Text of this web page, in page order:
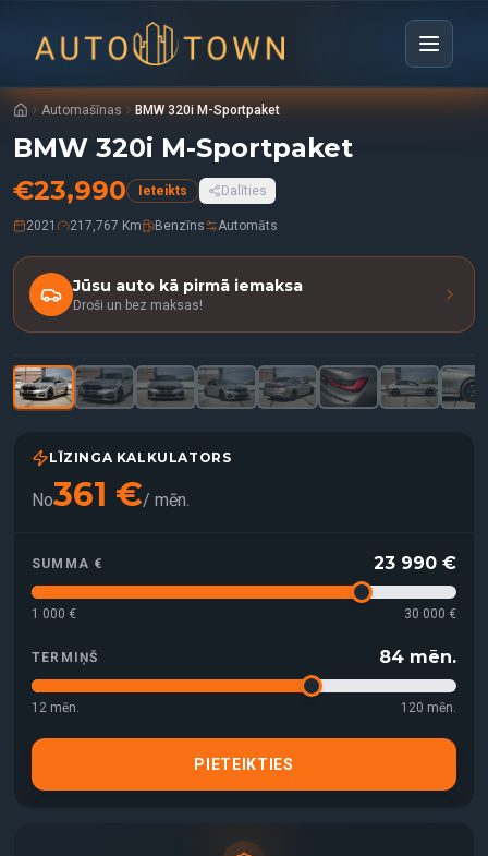
Automašīnas BMW 320i M-Sportpaket
BMW 320i M-Sportpaket
€23,990 Ieteikts Dalīties
2021 217,767 Km Benzīns Automāts
Jūsu auto kā pirmā iemaksa
Droši un bez maksas!
1/33
Ieteikts
LĪZINGA KALKULATORS
No361 €/ mēn.
SUMMA € 23 990 €
1 000 € 30 000 €
TERMIŅŠ 84 mēn.
12 mēn. 120 mēn.
PIETEIKTIES